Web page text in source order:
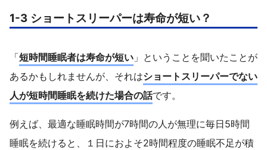
1-3 ショートスリーパーは寿命が短い？
「短時間睡眠者は寿命が短い 」ということを聞いたことが
あるかもしれませんが、それはショートスリーパーでない
人が短時間睡眠を続けた場合の話です。
例えば、最適な睡眠時間が7時間の人が無理に毎日5時間
睡眠を続けると、１日におよそ2時間程度の睡眠不足が積